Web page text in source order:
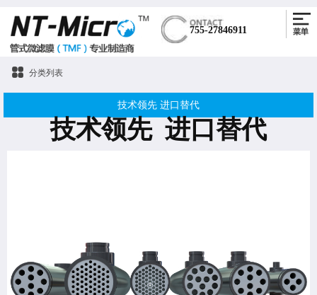
755-27846911
分类列表
技术领先 进口替代
技术领先 进口替代